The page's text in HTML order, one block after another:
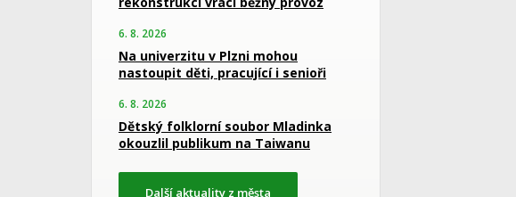
6. 8. 2026
Na univerzitu v Plzni mohou
nastoupit děti, pracující i senioři
6. 8. 2026
Dětský folklorní soubor Mladinka
okouzlil publikum na Taiwanu
Další aktuality z města